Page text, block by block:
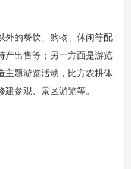
外的餐饮、购物、休闲等配
产出售等；另一方面是游览
主题游览活动，比方农耕体
参观、景区游览等。